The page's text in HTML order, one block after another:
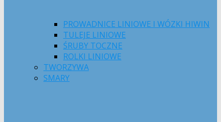
PROWADNICE LINIOWE I WÓZKI HIWIN
TULEJE LINIOWE
ŚRUBY TOCZNE
ROLKI LINIOWE
TWORZYWA
SMARY